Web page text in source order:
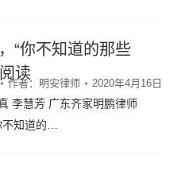
“你不知道的那些
读
作者： 明安律师 2020年4月16日
李慧芳 广东齐家明鹏律师
知道的…